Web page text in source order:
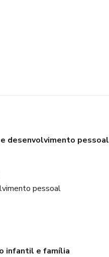
desenvolvimento pessoal
pessoal
infantil e família